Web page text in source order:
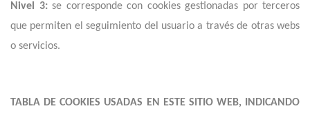
Nivel 3:se corresponde con cookies gestionadas por terceros
que permiten el seguimiento del usuario a través de otras webs
o servicios.
TABLA DE COOKIES USADAS EN ESTE SITIO WEB, INDICANDO